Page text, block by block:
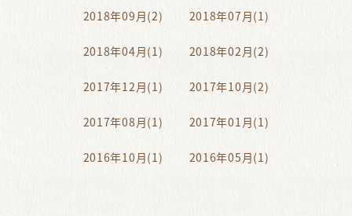
2018年09月(2) 2018年07月(1)
2018年04月(1) 2018年02月(2)
2017年12月(1) 2017年10月(2)
2017年08月(1) 2017年01月(1)
2016年10月(1) 2016年05月(1)